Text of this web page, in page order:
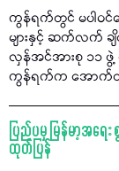
ကွန်ရက်တွင် မပါဝ
များနှင့် ဆက်လက် ခ
လှန်အင်အားစု ၁၁ ဖွဲ့
ကွန်ရက်က အောက်
ပြည်ပမှ မြန်မာ့အရေ
ထုတ်ပြန်